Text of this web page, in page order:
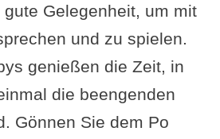
Gelegenheit, um mit
und zu spielen.
genießen die Zeit, in
die beengenden
Gönnen Sie dem Po